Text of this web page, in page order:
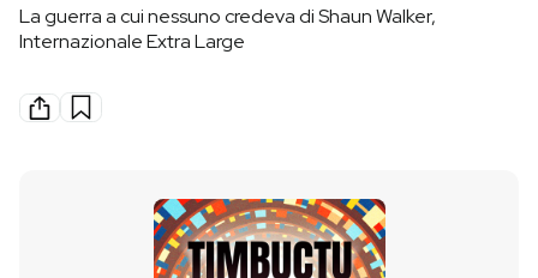
Mondo
Tecnologia
Internet
Libri
Europa
Altrecose
Mondiali calcio 2026
La guerra a cui nessuno credeva di Shaun Walker,
Internazionale Extra Large